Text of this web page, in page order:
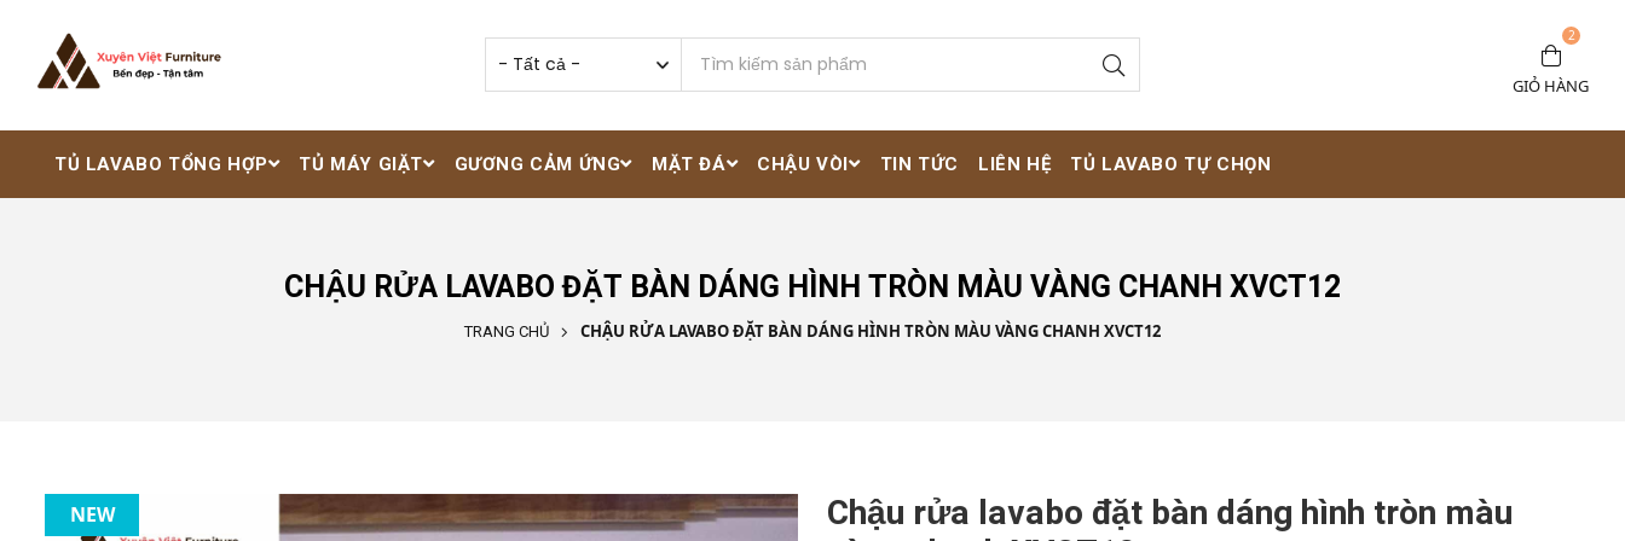
2
GIỎ HÀNG
TỦ LAVABO TỔNG HỢP TỦ MÁY GIẶT GƯƠNG CẢM ỨNG MẶT ĐÁ CHẬU VÒI TIN TỨC LIÊN HỆ TỦ LAVABO TỰ CHỌN
CHẬU RỬA LAVABO ĐẶT BÀN DÁNG HÌNH TRÒN MÀU VÀNG CHANH XVCT12
TRANG CHỦ CHẬU RỬA LAVABO ĐẶT BÀN DÁNG HÌNH TRÒN MÀU VÀNG CHANH XVCT12
NEW
Chậu rửa lavabo đặt bàn dáng hình tròn màu